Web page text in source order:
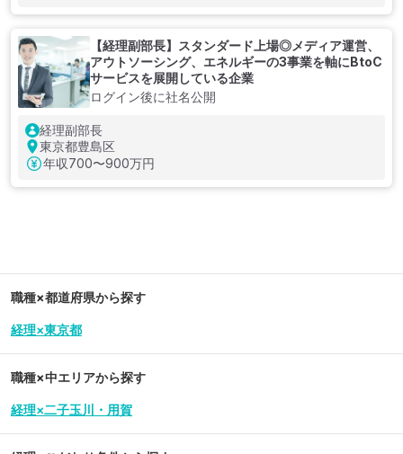
【経理副部長】スタンダード上場◎メディア運営、
アウトソーシング、エネルギーの3事業を軸にBtoC
サービスを展開している企業
ログイン後に社名公開
経理副部長
東京都豊島区
年収700〜900万円
職種×都道府県から探す
経理×東京都
職種×中エリアから探す
経理×二子玉川・用賀